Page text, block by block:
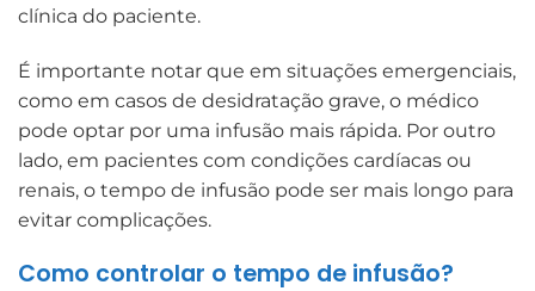
clínica do paciente.
É importante notar que em situações emergenciais,
como em casos de desidratação grave, o médico
pode optar por uma infusão mais rápida. Por outro
lado, em pacientes com condições cardíacas ou
renais, o tempo de infusão pode ser mais longo para
evitar complicações.
Como controlar o tempo de infusão?